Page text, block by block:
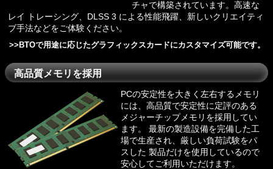
チャで構築されています。高速な
レイ トレーシング、DLSS 3 による性能飛躍、新しいクリエイティ
ブ手法などをご体験ください。
>>BTOで用途に応じたグラフィックスカードにカスタマイズ可能です。
高品質メモリを採用
PCの安定性を大きく左右するメモリ
には、高品質で安定性に定評のある
メジャーチップメモリを採用してい
ます。 最新の製造設備を完備した工
場で生産され、厳しい負荷試験をパ
スした 製品だけを使用しているので
安心してご利用いただけます。